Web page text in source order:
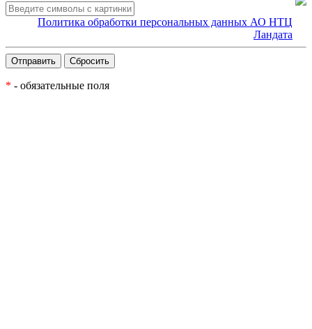
Политика обработки персональных данных АО НТЦ
Ландата
* - обязательные поля